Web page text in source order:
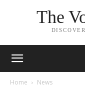
The
Home News